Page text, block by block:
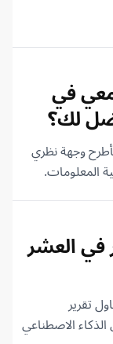
في
لك؟
وجهة نظري
المعلومات.
على
الأخرى
الكثيرون: “ما
أود أن أشرح لكم
تكتشف
كل هذه
في العشر
تقرير
الاصطناعي